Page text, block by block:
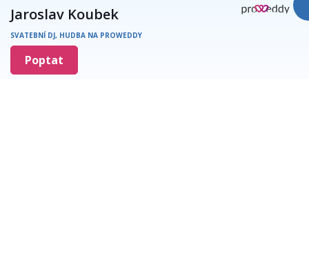
Jaroslav Koubek
SVATEBNÍ DJ, HUDBA NA PROWEDDY
Poptat